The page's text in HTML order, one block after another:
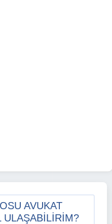
AVUKAT
ULAŞABILIRIM?